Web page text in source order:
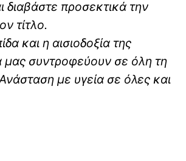
διαβάστε προσεκτικά την
τίτλο.
και η αισιοδοξία της
μας συντροφεύουν σε όλη τη
με υγεία σε όλες και